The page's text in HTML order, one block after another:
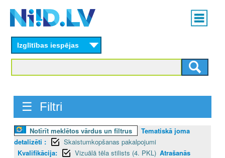
content
Main
menu
Izglītības iespējas
☰ Filtri
Notīrīt meklētos vārdus un filtrus
Tematiskā joma
detalizēti :
Skaistumkopšanas pakalpojumi
Kvalifikācija:
Vizuālā tēla stilists (4. PKL) Atrašanās